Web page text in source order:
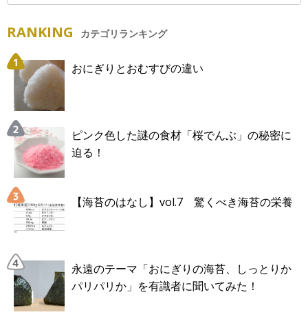
RANKING カテゴリランキング
おにぎりとおむすびの違い
ピンク色した謎の食材「桜でんぶ」の秘密に
迫る！
【海苔のはなし】vol.7 驚くべき海苔の栄養
永遠のテーマ「おにぎりの海苔、しっとりか
パリパリか」を有識者に聞いてみた！